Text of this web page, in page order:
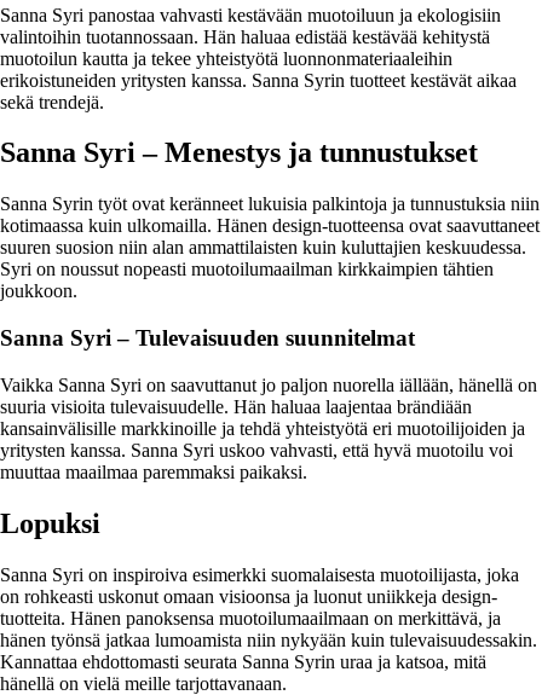
Sanna Syri panostaa vahvasti kestävään muotoiluun ja ekologisiin
valintoihin tuotannossaan. Hän haluaa edistää kestävää kehitystä
muotoilun kautta ja tekee yhteistyötä luonnonmateriaaleihin
erikoistuneiden yritysten kanssa. Sanna Syrin tuotteet kestävät aikaa
sekä trendejä.
Sanna Syri – Menestys ja tunnustukset
Sanna Syrin työt ovat keränneet lukuisia palkintoja ja tunnustuksia niin
kotimaassa kuin ulkomailla. Hänen design-tuotteensa ovat saavuttaneet
suuren suosion niin alan ammattilaisten kuin kuluttajien keskuudessa.
Syri on noussut nopeasti muotoilumaailman kirkkaimpien tähtien
joukkoon.
Sanna Syri – Tulevaisuuden suunnitelmat
Vaikka Sanna Syri on saavuttanut jo paljon nuorella iällään, hänellä on
suuria visioita tulevaisuudelle. Hän haluaa laajentaa brändiään
kansainvälisille markkinoille ja tehdä yhteistyötä eri muotoilijoiden ja
yritysten kanssa. Sanna Syri uskoo vahvasti, että hyvä muotoilu voi
muuttaa maailmaa paremmaksi paikaksi.
Lopuksi
Sanna Syri on inspiroiva esimerkki suomalaisesta muotoilijasta, joka
on rohkeasti uskonut omaan visioonsa ja luonut uniikkeja design-
tuotteita. Hänen panoksensa muotoilumaailmaan on merkittävä, ja
hänen työnsä jatkaa lumoamista niin nykyään kuin tulevaisuudessakin.
Kannattaa ehdottomasti seurata Sanna Syrin uraa ja katsoa, mitä
hänellä on vielä meille tarjottavanaan.